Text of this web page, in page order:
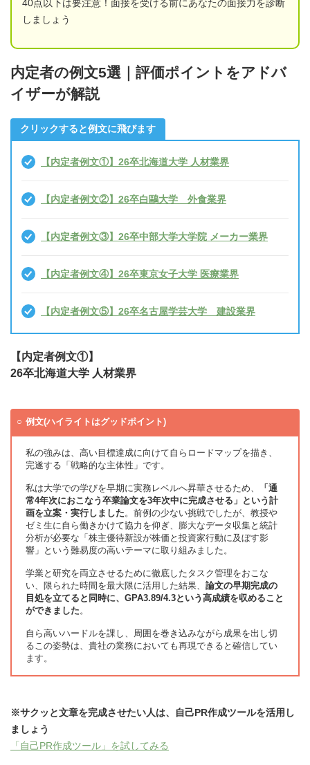
40点以下は要注意！面接を受ける前にあなたの面接力を診断
しましょう
内定者の例文5選｜評価ポイントをアドバ
イザーが解説
クリックすると例文に飛びます
【内定者例文①】26卒北海道大学 人材業界
【内定者例文②】26卒白鷗大学 外食業界
【内定者例文③】26卒中部大学大学院 メーカー業界
【内定者例文④】26卒東京女子大学 医療業界
【内定者例文⑤】26卒名古屋学芸大学 建設業界
【内定者例文①】
26卒北海道大学 人材業界
例文(ハイライトはグッドポイント)
私の強みは、高い目標達成に向けて自らロードマップを描き、
完遂する「戦略的な主体性」です。
私は大学での学びを早期に実務レベルへ昇華させるため、
「通
常4年次におこなう卒業論文を3年次中に完成させる」という計
画を立案・実行しました。前例の少ない挑戦でしたが、教授や
ゼミ生に自ら働きかけて協力を仰ぎ、膨大なデータ収集と統計
分析が必要な「株主優待新設が株価と投資家行動に及ぼす影
響」という難易度の高いテーマに取り組みました。
学業と研究を両立させるために徹底したタスク管理をおこな
い、限られた時間を最大限に活用した結果、 論文の早期完成の
目処を立てると同時に、GPA3.89/4.3という高成績を収めること
ができました。
自ら高いハードルを課し、周囲を巻き込みながら成果を出し切
るこの姿勢は、貴社の業務においても再現できると確信してい
ます。
※サクッと文章を完成させたい人は、自己PR作成ツールを活用し
ましょう
「自己PR作成ツール」を試してみる